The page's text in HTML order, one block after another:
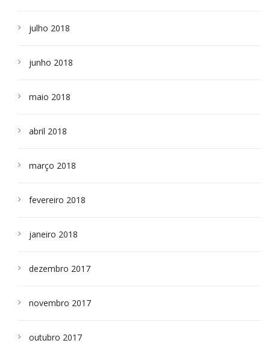
julho 2018
junho 2018
maio 2018
abril 2018
março 2018
fevereiro 2018
janeiro 2018
dezembro 2017
novembro 2017
outubro 2017